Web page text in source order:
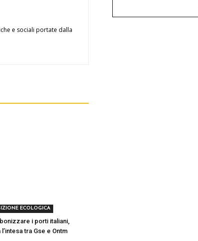
e sociali portate dalla
ECOLOGICA
i porti italiani,
l’intesa tra Gse e Ontm